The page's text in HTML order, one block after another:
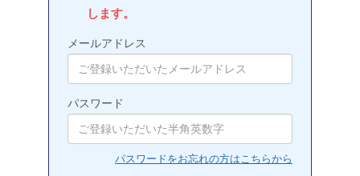
します。
メールアドレス
パスワード
パスワードをお忘れの方はこちらから